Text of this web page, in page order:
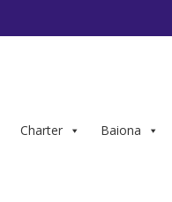
Charter Baiona